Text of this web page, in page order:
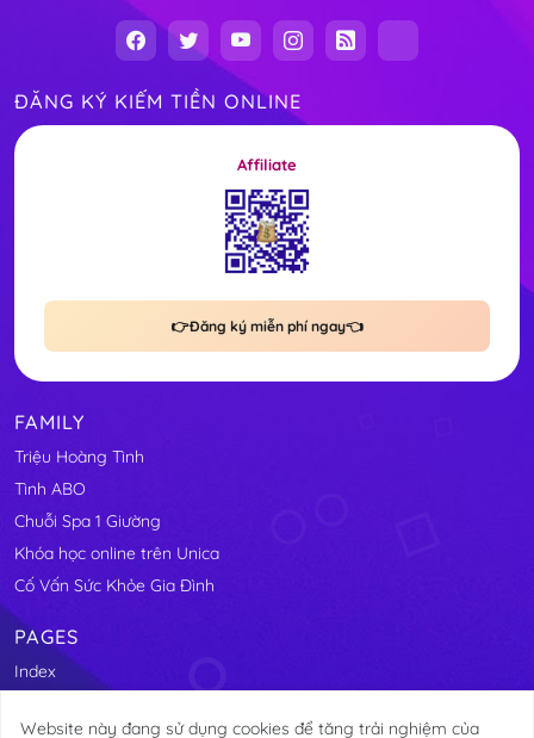
ĐĂNG KÝ KIẾM TIỀN ONLINE
Affiliate
👉Đăng ký miễn phí ngay👈
FAMILY
Triệu Hoàng Tình
Tình ABO
Chuỗi Spa 1 Giường
Khóa học online trên Unica
Cố Vấn Sức Khỏe Gia Đình
PAGES
Index
Website này đang sử dụng cookies để tăng trải nghiệm của